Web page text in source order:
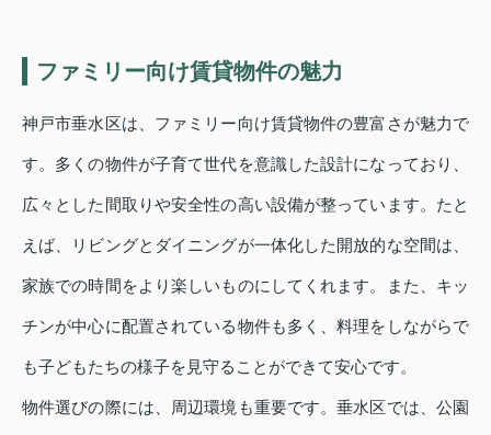
ファミリー向け賃貸物件の魅力
神戸市垂水区は、ファミリー向け賃貸物件の豊富さが魅力で
す。多くの物件が子育て世代を意識した設計になっており、
広々とした間取りや安全性の高い設備が整っています。たと
えば、リビングとダイニングが一体化した開放的な空間は、
家族での時間をより楽しいものにしてくれます。また、キッ
チンが中心に配置されている物件も多く、料理をしながらで
も子どもたちの様子を見守ることができて安心です。
物件選びの際には、周辺環境も重要です。垂水区では、公園